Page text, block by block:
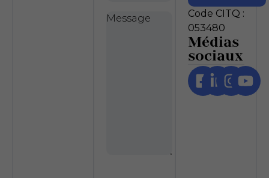
Message
Code CITQ :
053480
Médias
sociaux